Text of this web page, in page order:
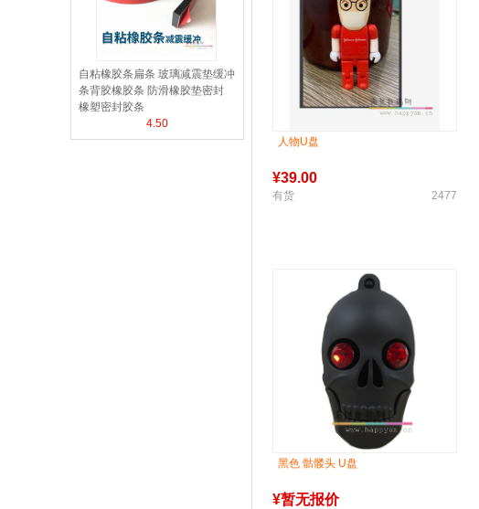
自粘橡胶条扁条 玻璃减震垫缓冲
条背胶橡胶条 防滑橡胶垫密封
橡塑密封胶条
4.50
人物U盘
¥39.00
有货 2477
黑色 骷髅头 U盘
¥暂无报价